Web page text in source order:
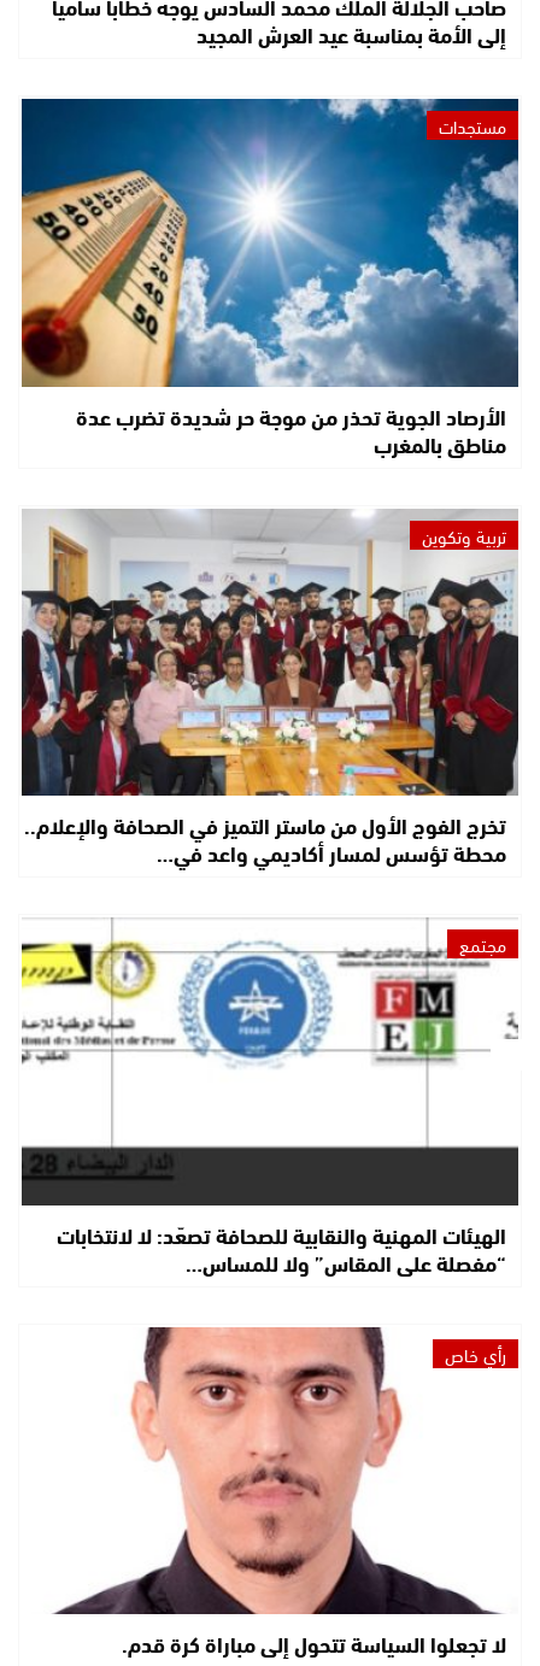
إلى الأمة بمناسبة عيد العرش المجيد
مستجدات
الأرصاد الجوية تحذر من موجة حر شديدة تضرب عدة
مناطق بالمغرب
تربية وتكوين
تخرج الفوج الأول من ماستر التميز في الصحافة والإعلام..
محطة تؤسس لمسار أكاديمي واعد في…
مجتمع
الهيئات المهنية والنقابية للصحافة تصعّد: لا لانتخابات
“مفصلة على المقاس” ولا للمساس…
رأي خاص
لا تجعلوا السياسة تتحول إلى مباراة كرة قدم.